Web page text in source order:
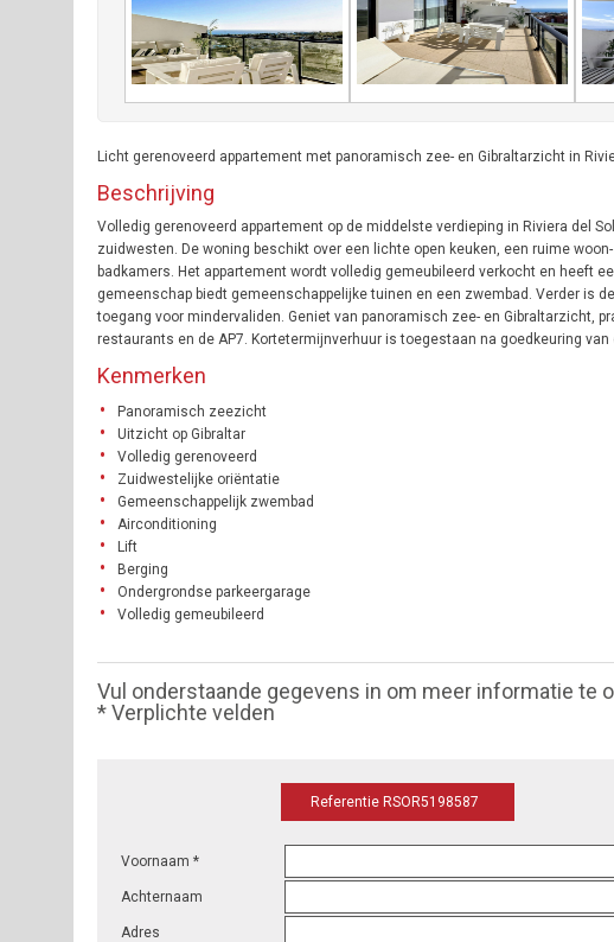
Licht gerenoveerd appartement met panoramisch zee- en Gibraltarzicht in
Beschrijving
Volledig gerenoveerd appartement op de middelste verdieping in Riviera del
zuidwesten. De woning beschikt over een lichte open keuken, een ruime
badkamers. Het appartement wordt volledig gemeubileerd verkocht en heeft
gemeenschap biedt gemeenschappelijke tuinen en een zwembad. Verder is
toegang voor mindervaliden. Geniet van panoramisch zee- en Gibraltarzicht,
restaurants en de AP7. Kortetermijnverhuur is toegestaan na goedkeuring van
Kenmerken
Panoramisch zeezicht
Uitzicht op Gibraltar
Volledig gerenoveerd
Zuidwestelijke oriëntatie
Gemeenschappelijk zwembad
Airconditioning
Lift
Berging
Ondergrondse parkeergarage
Volledig gemeubileerd
Vul onderstaande gegevens in om meer informatie te
* Verplichte velden
Referentie RSOR5198587
Voornaam *
Achternaam
Adres